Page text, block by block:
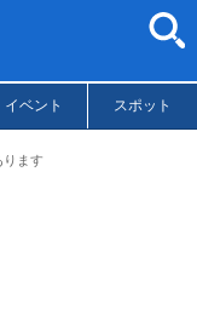
イベント スポット
ます